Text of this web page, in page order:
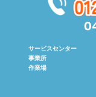
サービスセンター
事業所
作業場